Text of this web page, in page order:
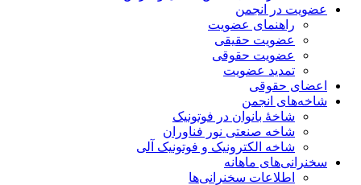
عضویت در انجمن
راهنمای عضویت
عضویت حقیقی
عضویت حقوقی
تمدید عضویت
اعضای حقوقی
شاخه‌های انجمن
شاخۀ بانوان در فوتونیک
شاخه صنعتی نور فناوران
شاخه‌ الکترونیک و فوتونیک آلی
سخنرانی‌های ماهانه
اطلاعات سخنرانی‌‌ها